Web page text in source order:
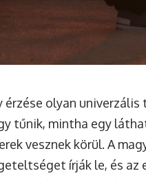
érzése olyan
tűnik, mintha egy
vesznek körül. A
írják le, és